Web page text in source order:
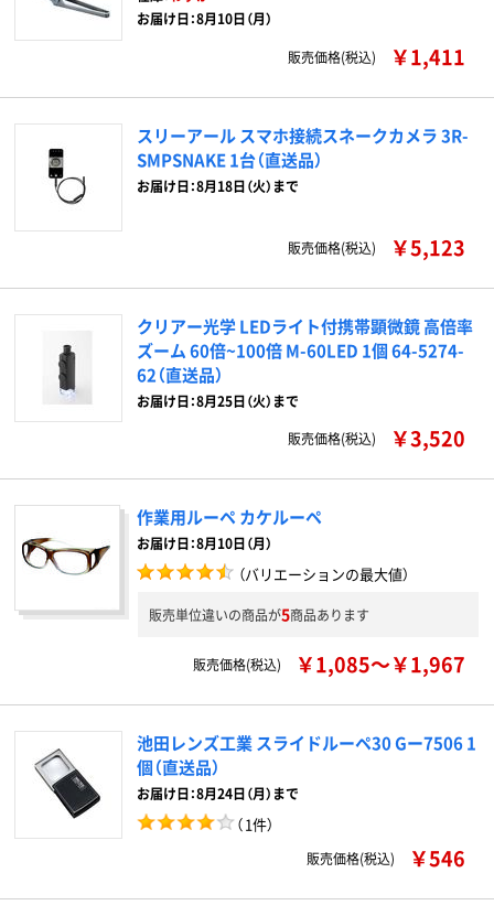
お届け日：8月10日（月）
販売価格(税込) ￥1,411
スリーアール スマホ接続スネークカメラ 3R-
SMPSNAKE 1台（直送品）
お届け日：8月18日（火）まで
販売価格(税込) ￥5,123
クリアー光学 LEDライト付携帯顕微鏡 高倍率
ズーム 60倍~100倍 M-60LED 1個 64-5274-
62（直送品）
お届け日：8月25日（火）まで
販売価格(税込)
￥3,520
作業用ルーペ カケルーペ
お届け日：8月10日（月）
（バリエーションの最大値）
販売単位違いの商品が5商品あります
販売価格(税込) ￥1,085～￥1,967
池田レンズ工業 スライドルーペ30 Gー7506 1
個（直送品）
お届け日：8月24日（月）まで
（1件）
販売価格(税込) ￥546